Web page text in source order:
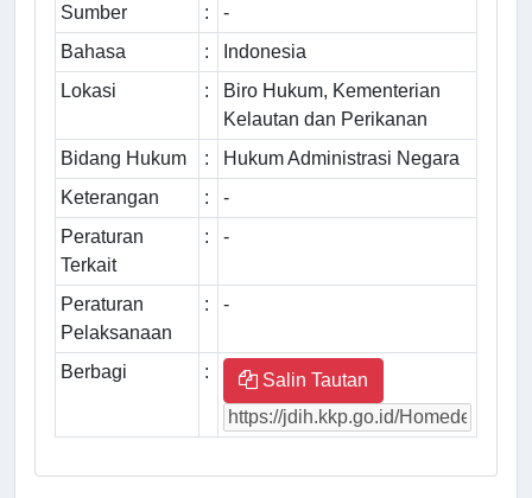
Sumber :
-
Bahasa
:
Indonesia
Lokasi
:
Biro Hukum, Kementerian
Kelautan dan Perikanan
Bidang Hukum
:
Hukum Administrasi Negara
Keterangan
:
-
Peraturan
Terkait
: -
Peraturan
Pelaksanaan
: -
Berbagi : Salin Tautan